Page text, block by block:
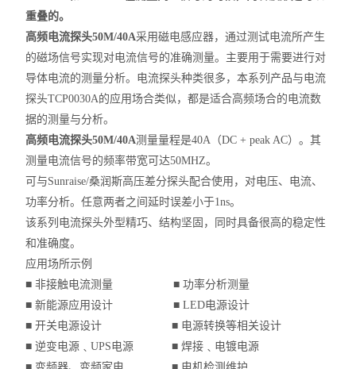
重叠的。
高频电流探头50M/40A采用磁电感应器，通过测试电流所产生
的磁场信号实现对电流信号的准确测量。主要用于需要进行对
导体电流的测量分析。电流探头种类很多，本系列产品与电流
探头TCP0030A的应用场合类似，都是适合高频场合的电流数
据的测量与分析。
高频电流探头50M/40A测量量程是40A（DC + peak AC）。其
测量电流信号的频率带宽可达50MHZ。
可与Sunraise/桑润斯高压差分探头配合使用，对电压、电流、
功率分析。任意两者之间延时误差小于1ns。
该系列电流探头外型精巧、结构坚固，同时具备很高的稳定性
和准确度。
应用场所示例
■ 非接触电流测量 ■ 功率分析测量
■ 新能源应用设计 ■ LED电源设计
■ 开关电源设计 ■ 电源转换等相关设计
■ 逆变电源﹑UPS电源 ■ 焊接﹑电镀电源